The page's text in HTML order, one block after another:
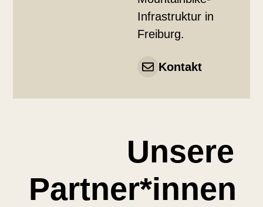
Infrastruktur in
Freiburg.
Kontakt
Unsere
Partner*innen